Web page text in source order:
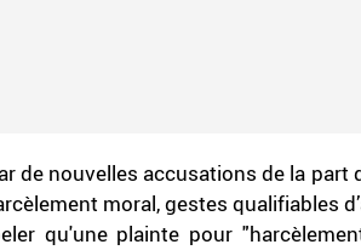
de nouvelles accusations de la part
moral, gestes qualifiables
qu'une plainte pour